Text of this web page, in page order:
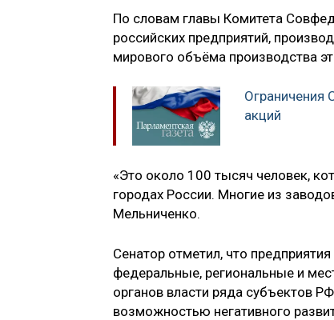
По словам главы Комитета
российских предприятий,
мирового объёма производства
Ограничения
акций‍
«Это около 100 тысяч человек,
городах России. Многие из
Мельниченко.
Сенатор отметил, что
федеральные, региональные и
органов власти ряда субъектов
возможностью негативного